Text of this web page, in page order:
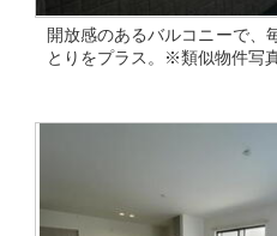
開放感のあるバルコニーで、
とりをプラス。※類似物件写